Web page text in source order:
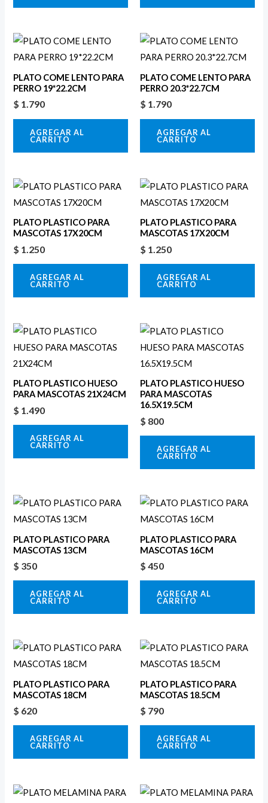
PLATO COME LENTO PARA
PERRO 19*22.2CM
$ 1.790
AGREGAR AL
CARRITO
PLATO COME LENTO PARA
PERRO 20.3*22.7CM
$ 1.790
AGREGAR AL
CARRITO
PLATO PLASTICO PARA
MASCOTAS 17X20CM
$ 1.250
AGREGAR AL
CARRITO
PLATO PLASTICO PARA
MASCOTAS 17X20CM
$ 1.250
AGREGAR AL
CARRITO
PLATO PLASTICO HUESO
PARA MASCOTAS 21X24CM
$ 1.490
AGREGAR AL
CARRITO
PLATO PLASTICO HUESO
PARA MASCOTAS
16.5X19.5CM
$ 800
AGREGAR AL
CARRITO
PLATO PLASTICO PARA
MASCOTAS 13CM
$ 350
AGREGAR AL
CARRITO
PLATO PLASTICO PARA
MASCOTAS 16CM
$ 450
AGREGAR AL
CARRITO
PLATO PLASTICO PARA
MASCOTAS 18CM
$ 620
AGREGAR AL
CARRITO
PLATO PLASTICO PARA
MASCOTAS 18.5CM
$ 790
AGREGAR AL
CARRITO